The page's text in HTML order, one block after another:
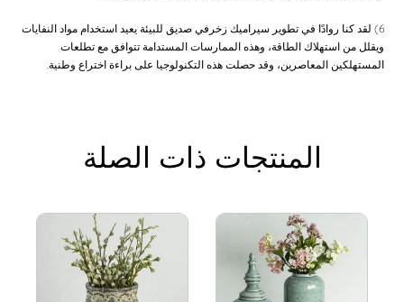
6) لقد كنا روادًا في تطوير سيراميك زخرفي صديق للبيئة يعيد استخدام مواد النفايات
ويقلل من استهلاك الطاقة، وهذه الممارسات المستدامة تتوافق مع تطلعات
المستهلكين المعاصرين، وقد حصلت هذه التكنولوجيا على براءة اختراع وطنية.
المنتجات ذات الصلة